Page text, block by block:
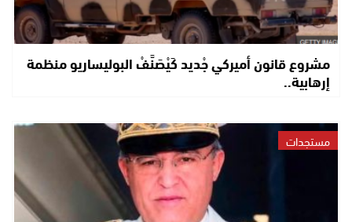
مشروع قانون أميركي جْديد كَيْصَنَّفْ البوليساريو منظمة
إرهابية..
مستجدات